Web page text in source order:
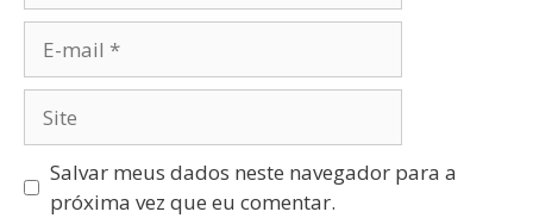
Salvar meus dados neste navegador para a
próxima vez que eu comentar.